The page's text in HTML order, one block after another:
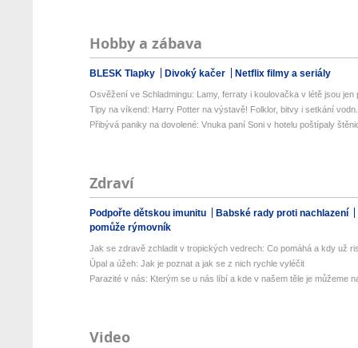
Hobby a zábava
BLESK Tlapky Divoký kačer Netflix filmy a seriály
Osvěžení ve Schladmingu: Lamy, ferraty i koulovačka v létě jsou jen
Tipy na víkend: Harry Potter na výstavě! Folklor, bitvy i setkání
Přibývá paniky na dovolené: Vnuka paní Soni v hotelu poštípaly
Zdraví
Podpořte dětskou imunitu
Babské rady proti nachlazení
pomůže rýmovník
Jak se zdravě zchladit v tropických vedrech: Co pomáhá a kdy už
Úpal a úžeh: Jak je poznat a jak se z nich rychle vyléčit
Parazité v nás: Kterým se u nás líbí a kde v našem těle je můžeme
Video